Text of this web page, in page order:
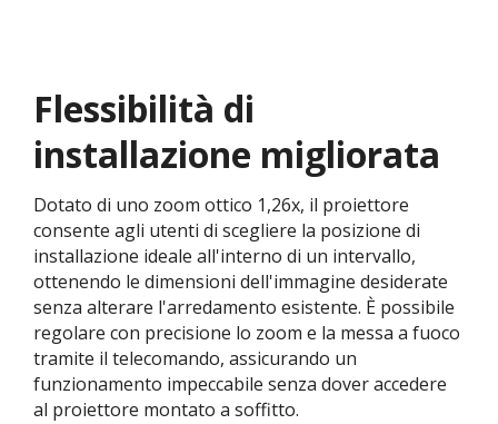
Flessibilità di
installazione migliorata
Dotato di uno zoom ottico 1,26x, il proiettore
consente agli utenti di scegliere la posizione di
installazione ideale all'interno di un intervallo,
ottenendo le dimensioni dell'immagine desiderate
senza alterare l'arredamento esistente. È possibile
regolare con precisione lo zoom e la messa a fuoco
tramite il telecomando, assicurando un
funzionamento impeccabile senza dover accedere
al proiettore montato a soffitto.